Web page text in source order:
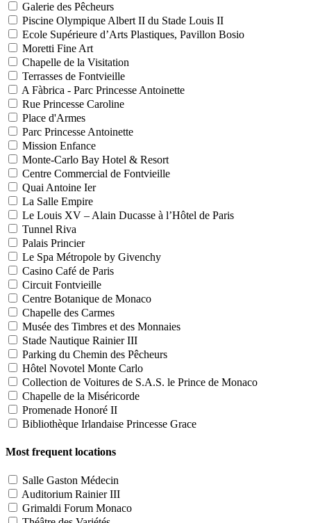
Galerie des Pêcheurs
Piscine Olympique Albert II du Stade Louis II
Ecole Supérieure d’Arts Plastiques, Pavillon Bosio
Moretti Fine Art
Chapelle de la Visitation
Terrasses de Fontvieille
A Fàbrica - Parc Princesse Antoinette
Rue Princesse Caroline
Place d'Armes
Parc Princesse Antoinette
Mission Enfance
Monte-Carlo Bay Hotel & Resort
Centre Commercial de Fontvieille
Quai Antoine Ier
La Salle Empire
Le Louis XV – Alain Ducasse à l’Hôtel de Paris
Tunnel Riva
Palais Princier
Le Spa Métropole by Givenchy
Casino Café de Paris
Circuit Fontvieille
Centre Botanique de Monaco
Chapelle des Carmes
Musée des Timbres et des Monnaies
Stade Nautique Rainier III
Parking du Chemin des Pêcheurs
Hôtel Novotel Monte Carlo
Collection de Voitures de S.A.S. le Prince de Monaco
Chapelle de la Miséricorde
Promenade Honoré II
Bibliothèque Irlandaise Princesse Grace
Most frequent locations
Salle Gaston Médecin
Auditorium Rainier III
Grimaldi Forum Monaco